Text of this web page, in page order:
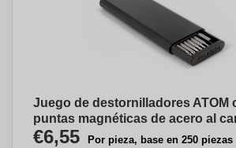
Juego de destornilladores ATOM
puntas magnéticas de acero al
€6,55 Por pieza, base en 250 piezas